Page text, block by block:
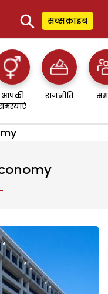
⚲ सब्सक्राइब
आपकी
राजनीति